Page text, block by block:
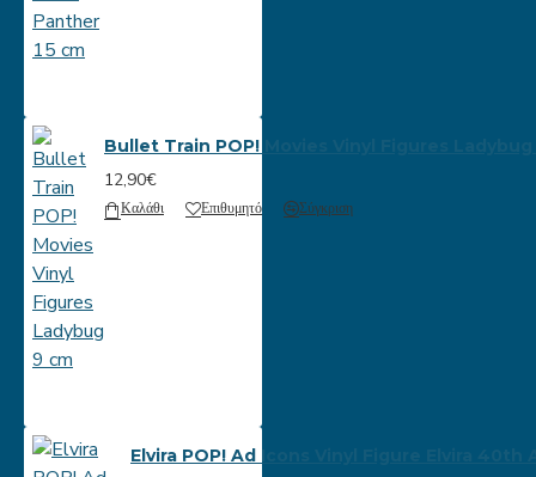
Bullet Train POP! Movies Vinyl Figures
12,90€
Καλάθι Επιθυμητό Σύγκριση
Elvira POP! Ad Icons Vinyl Figure Elvira 40th